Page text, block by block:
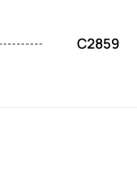
C2859